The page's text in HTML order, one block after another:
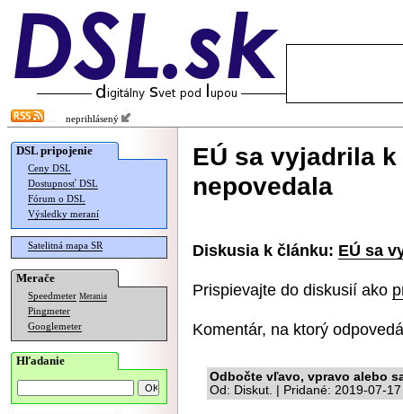
neprihlásený
DSL pripojenie
Ceny DSL
Dostupnosť DSL
Fórum o DSL
Výsledky meraní
Satelitná mapa SR
Merače
Speedmeter Merania
Pingmeter
Googlemeter
Hľadanie
EÚ sa vyjadrila
nepovedala
Diskusia k článku: EÚ sa
Prispievajte do diskusií ako
Komentár, na ktorý
Odbočte vľavo, vpravo alebo
Od: Diskut. | Pridané: 2019-07-